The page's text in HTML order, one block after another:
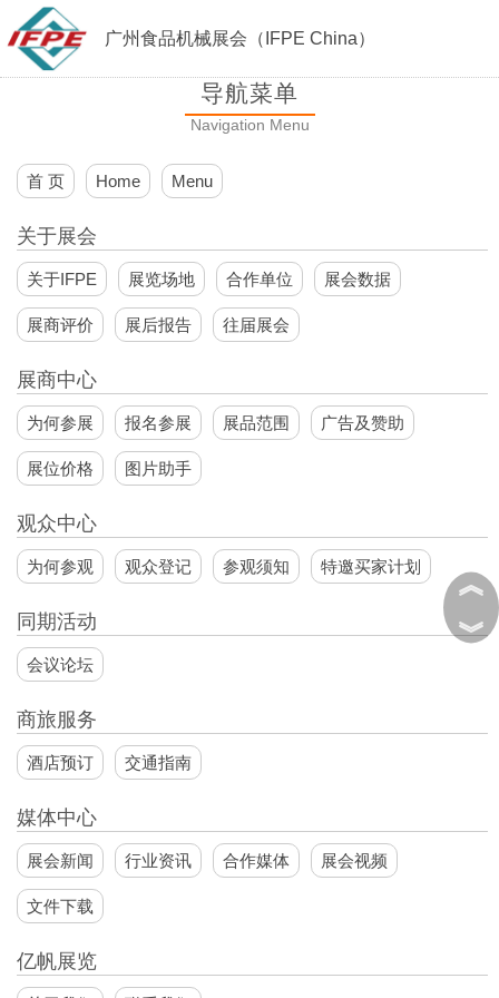
广州食品机械展会（IFPE China）
导航菜单
Navigation Menu
首 页 Home Menu
关于展会
关于IFPE 展览场地 合作单位 展会数据
展商评价 展后报告 往届展会
展商中心
为何参展 报名参展 展品范围 广告及赞助
展位价格 图片助手
观众中心
为何参观 观众登记 参观须知 特邀买家计划
同期活动
会议论坛
商旅服务
酒店预订 交通指南
媒体中心
展会新闻 行业资讯 合作媒体 展会视频
文件下载
亿帆展览
︽
︾